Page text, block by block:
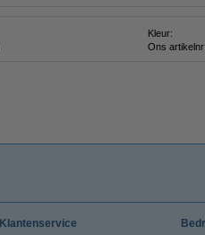
Kleur:
Ons artikelnr:
Klantenservice